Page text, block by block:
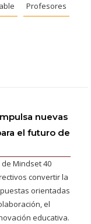
Profesores
nuevas
el futuro de
Mindset 40
convertir la
orientadas
el
educativa.